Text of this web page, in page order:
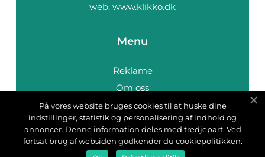
web: www.klikko.dk
Menu
Reklame
Om oss
Cookies
Kontakt Oss
Sitemap
På vores website bruges cookies til at huske dine
indstillinger, statistik og personalisering af indhold og
annoncer. Denne information deles med tredjepart. Ved
fortsat brug af websiden godkender du cookiepolitikken.